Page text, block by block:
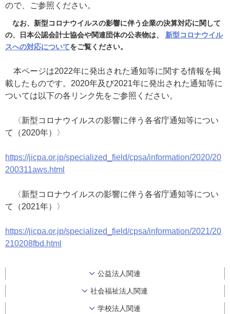
ので、ご参照ください。
なお、新型コロナウイルスの影響に伴う企業の決算対応に関して
の、日本公認会計士協会や関連団体の公表物は、 新型コロナウイル
スへの対応についてをご覧ください。
本ページは2022年に発出された通知等に関する情報を掲
載したものです。2020年及び2021年に発出された通知等に
ついては以下の各リンク先をご参照ください。
〈新型コロナウイルスの影響に伴う各省庁通知等につい
て（2020年）〉
https://jicpa.or.jp/specialized_field/cpsa/information/2020/20
200311aws.html
〈新型コロナウイルスの影響に伴う各省庁通知等につい
て（2021年）〉
https://jicpa.or.jp/specialized_field/cpsa/information/2021/20
210208fbd.html
公益法人関連
社会福祉法人関連
学校法人関連